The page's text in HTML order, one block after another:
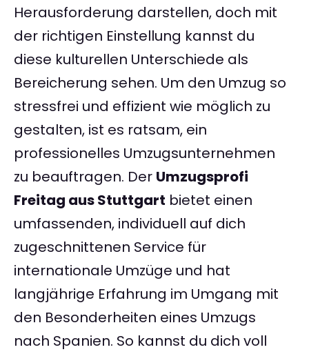
Herausforderung darstellen, doch mit
der richtigen Einstellung kannst du
diese kulturellen Unterschiede als
Bereicherung sehen. Um den Umzug so
stressfrei und effizient wie möglich zu
gestalten, ist es ratsam, ein
professionelles Umzugsunternehmen
zu beauftragen. Der Umzugsprofi
Freitag aus Stuttgart bietet einen
umfassenden, individuell auf dich
zugeschnittenen Service für
internationale Umzüge und hat
langjährige Erfahrung im Umgang mit
den Besonderheiten eines Umzugs
nach Spanien. So kannst du dich voll